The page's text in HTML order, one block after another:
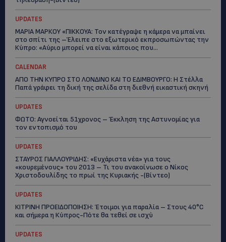
UPDATES
ΜΑΡΙΑ ΜΑΡΚΟΥ «ΠΙΚΚΟΥΑ: Τον κατέγραψε η κάμερα να μπαίνει
στο σπίτι της –Έλειπε στο εξωτερικό εκπροσωπώντας την
Κύπρο: «Αύριο μπορεί να είναι κάποιος που...
CALENDAR
ΑΠΟ ΤΗΝ ΚΥΠΡΟ ΣΤΟ ΛΟΝΔΙΝΟ ΚΑΙ ΤΟ ΕΔΙΜΒΟΥΡΓΟ: Η Στέλλα
Παπά γράφει τη δική της σελίδα στη διεθνή εικαστική σκηνή
UPDATES
ΦΩΤΟ: Αγνοείται 51χρονος – Έκκληση της Αστυνομίας για
τον εντοπισμό του
UPDATES
ΣΤΑΥΡΟΣ ΓΙΑΛΛΟΥΡΙΔΗΣ: «Ευχάριστα νέα» για τους
«κουρεμένους» του 2013 – Τι του ανακοίνωσε ο Νίκος
Χριστοδουλίδης το πρωί της Κυριακής -(Βίντεο)
UPDATES
ΚΙΤΡΙΝΗ ΠΡΟΕΙΔΟΠΟΙΗΣΗ: Έτοιμοι για παραλία – Στους 40°C
και σήμερα η Κύπρος-Πότε θα τεθεί σε ισχύ
UPDATES